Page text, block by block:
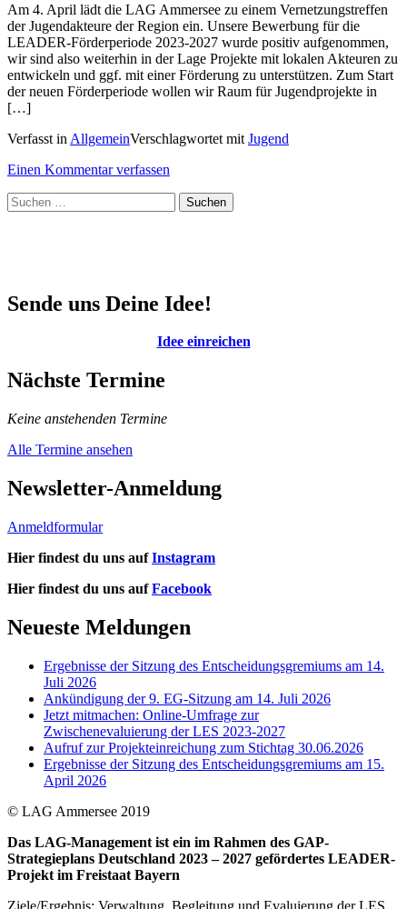
Am 4. April lädt die LAG Ammersee zu einem Vernetzungstreffen
der Jugendakteure der Region ein. Unsere Bewerbung für die
LEADER-Förderperiode 2023-2027 wurde positiv aufgenommen,
wir sind also weiterhin in der Lage Projekte mit lokalen Akteuren zu
entwickeln und ggf. mit einer Förderung zu unterstützen. Zum Start
der neuen Förderperiode wollen wir Raum für Jugendprojekte in
[…]
Verfasst in AllgemeinVerschlagwortet mit Jugend
Einen Kommentar verfassen
„Vernetzte
April
2023
Suchen
nach:
Sende uns Deine Idee!
Idee einreichen
Nächste Termine
Keine anstehenden Termine
Alle Termine ansehen
Newsletter-Anmeldung
Anmeldformular
Hier findest du uns aufInstagram
Hier findest du uns aufFacebook
Neueste Meldungen
Ergebnisse der Sitzung des Entscheidungsgremiums am 14.
Juli 2026
Ankündigung der 9. EG-Sitzung am 14. Juli 2026
Jetzt mitmachen: Online-Umfrage zur
Zwischenevaluierung der LES 2023-2027
Aufruf zur Projekteinreichung zum Stichtag 30.06.2026
Ergebnisse der Sitzung des Entscheidungsgremiums am 15.
April 2026
© LAG Ammersee 2019
Das LAG-Management ist ein im Rahmen des GAP-
Strategieplans Deutschland 2023 – 2027 gefördertes LEADER-
Projekt im Freistaat Bayern
Ziele/Ergebnis: Verwaltung, Begleitung und Evaluierung der LES,